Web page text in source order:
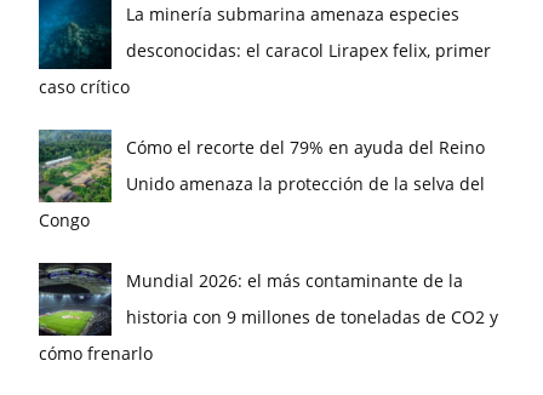
La minería submarina amenaza especies
desconocidas: el caracol Lirapex felix, primer
caso crítico
Cómo el recorte del 79% en ayuda del Reino
Unido amenaza la protección de la selva del
Congo
Mundial 2026: el más contaminante de la
historia con 9 millones de toneladas de CO2 y
cómo frenarlo